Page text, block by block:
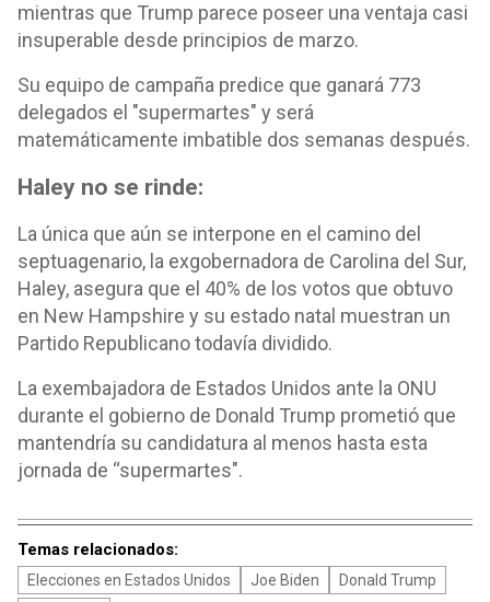
mientras que Trump parece poseer una ventaja casi
insuperable desde principios de marzo.
Su equipo de campaña predice que ganará 773
delegados el "supermartes" y será
matemáticamente imbatible dos semanas después.
Haley no se rinde:
La única que aún se interpone en el camino del
septuagenario, la exgobernadora de Carolina del Sur,
Haley, asegura que el 40% de los votos que obtuvo
en New Hampshire y su estado natal muestran un
Partido Republicano todavía dividido.
La exembajadora de Estados Unidos ante la ONU
durante el gobierno de Donald Trump prometió que
mantendría su candidatura al menos hasta esta
jornada de “supermartes".
Temas relacionados:
Elecciones en Estados Unidos Joe Biden
Donald Trump